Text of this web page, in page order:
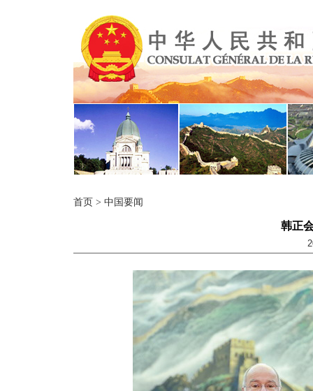
首页 > 中国要闻
韩正